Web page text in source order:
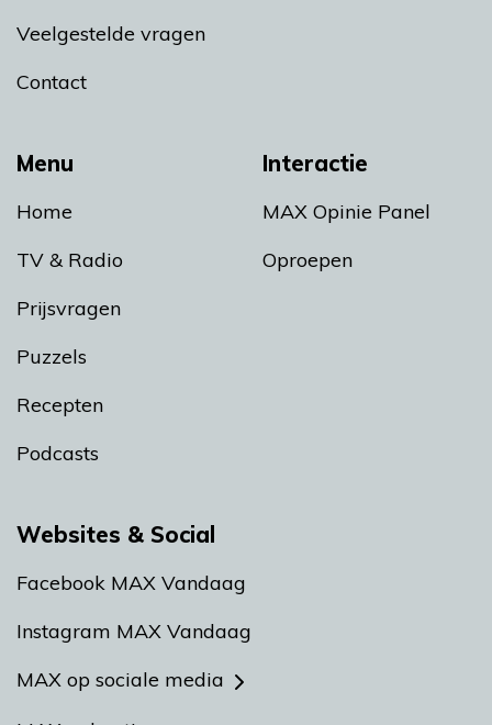
Menu
Home
TV & Radio
Prijsvragen
Puzzels
Recepten
Podcasts
Interactie
MAX Opinie Panel
Oproepen
Veelgestelde vragen
Contact
Websites & Social
Facebook MAX Vandaag
Instagram MAX Vandaag
MAX op sociale media